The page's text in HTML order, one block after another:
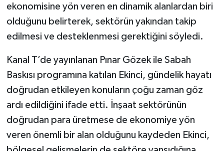
ekonomisine yön veren en dinamik alanlardan biri
olduğunu belirterek, sektörün yakından takip
edilmesi ve desteklenmesi gerektiğini söyledi.
Kanal T’de yayınlanan Pınar Gözek ile Sabah
Baskısı programına katılan Ekinci, gündelik hayatı
doğrudan etkileyen konuların çoğu zaman göz
ardı edildiğini ifade etti. İnşaat sektörünün
doğrudan para üretmese de ekonomiye yön
veren önemli bir alan olduğunu kaydeden Ekinci,